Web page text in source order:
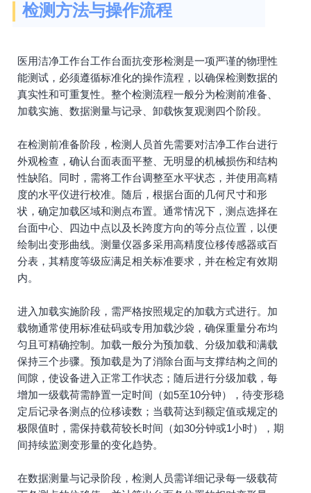
检测方法与操作流程
医用洁净工作台工作台面抗变形检测是一项严谨的物理性
能测试，必须遵循标准化的操作流程，以确保检测数据的
真实性和可重复性。整个检测流程一般分为检测前准备、
加载实施、数据测量与记录、卸载恢复观测四个阶段。
在检测前准备阶段，检测人员首先需要对洁净工作台进行
外观检查，确认台面表面平整、无明显的机械损伤和结构
性缺陷。同时，需将工作台调整至水平状态，并使用高精
度的水平仪进行校准。随后，根据台面的几何尺寸和形
状，确定加载区域和测点布置。通常情况下，测点选择在
台面中心、四边中点以及长跨度方向的等分点位置，以便
绘制出变形曲线。测量仪器多采用高精度位移传感器或百
分表，其精度等级应满足相关标准要求，并在检定有效期
内。
进入加载实施阶段，需严格按照规定的加载方式进行。加
载物通常使用标准砝码或专用加载沙袋，确保重量分布均
匀且可精确控制。加载一般分为预加载、分级加载和满载
保持三个步骤。预加载是为了消除台面与支撑结构之间的
间隙，使设备进入正常工作状态；随后进行分级加载，每
增加一级载荷需静置一定时间（如5至10分钟），待变形稳
定后记录各测点的位移读数；当载荷达到额定值或规定的
极限值时，需保持载荷较长时间（如30分钟或1小时），期
间持续监测变形量的变化趋势。
在数据测量与记录阶段，检测人员需详细记录每一级载荷